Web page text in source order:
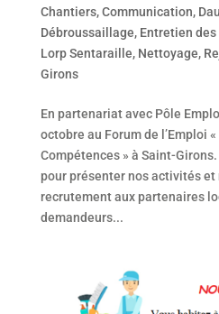
Chantiers,Communication,
Débroussaillage, Entretien
Lorp Sentaraille, Nettoyage,
Girons
En partenariat avec Pôle
octobre au Forum de l’Emploi
Compétences » à Saint-
pour présenter nos activités et
recrutement aux partenaires
demandeurs...